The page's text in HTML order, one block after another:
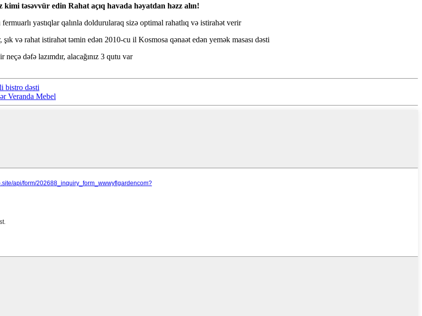
kimi təsəvvür edin Rahat açıq havada həyatdan həzz alın!
yastıqlar qalınla doldurularaq sizə optimal rahatlıq və istirahət verir
və rahat istirahət təmin edən 2010-cu il Kosmosa qənaət edən yemək masası dəsti
neçə dəfə lazımdır, alacağınız 3 qutu var
bistro dəsti
Veranda Mebel